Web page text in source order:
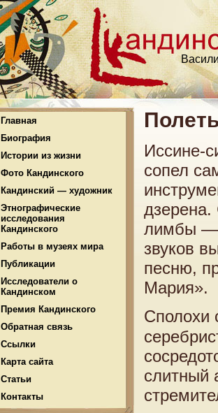
Главная
Биография
Истории из жизни
Фото Кандинского
Кандинский — художник
Этнографические
исследования
Кандинского
Работы в музеях мира
Публикации
Исследователи о
Кандинском
Премия Кандинского
Обратная связь
Ссылки
Карта сайта
Статьи
Контакты
Иссине-
сопел
лимбы —
звуков
песню,
Мария».
Сполохи
слитный